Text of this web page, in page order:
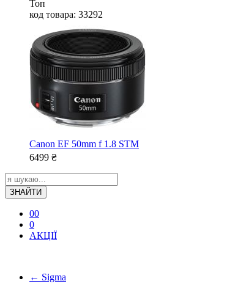
Топ
код товара: 33292
Canon EF 50mm f 1.8 STM
6499 ₴
ЗНАЙТИ
00
0
АКЦІЇ
← Sigma